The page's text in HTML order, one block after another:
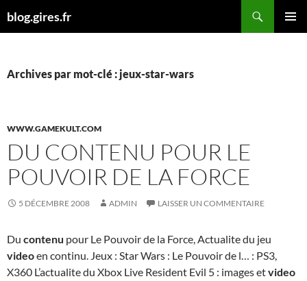
aublog.gires.fr
Archives par mot-clé : jeux-star-wars
WWW.GAMEKULT.COM
DU CONTENU POUR LE
POUVOIR DE LA FORCE
5 DÉCEMBRE 2008 ADMIN LAISSER UN COMMENTAIRE
Du contenu pour Le Pouvoir de la Force, Actualite du jeu
videoen continu. Jeux : Star Wars : Le Pouvoir de l… : PS3,
X360 L’actualite du Xbox Live Resident Evil 5 : images etvideo